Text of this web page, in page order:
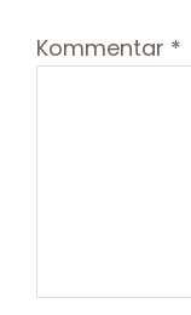
Kommentar *